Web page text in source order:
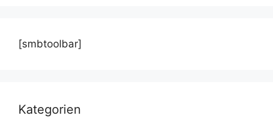
[smbtoolbar]
Kategorien